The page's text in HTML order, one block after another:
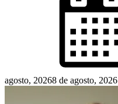
agosto, 20268 de agosto, 2026